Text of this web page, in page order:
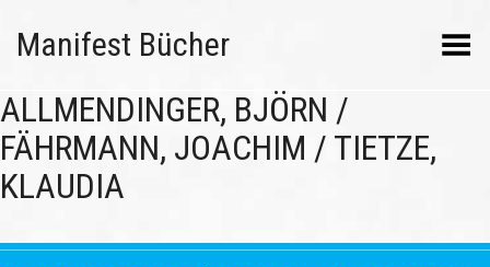
Manifest Bücher Menü umschalten
ALLMENDINGER, BJÖRN /
FÄHRMANN, JOACHIM / TIETZE,
KLAUDIA